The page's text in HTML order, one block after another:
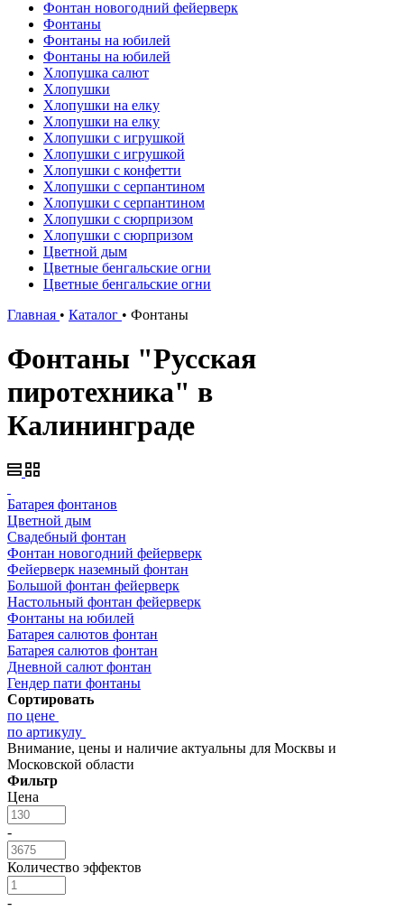
Фонтан новогодний фейерверк
Фонтаны
Фонтаны на юбилей
Фонтаны на юбилей
Хлопушка салют
Хлопушки
Хлопушки на елку
Хлопушки на елку
Хлопушки с игрушкой
Хлопушки с игрушкой
Хлопушки с конфетти
Хлопушки с серпантином
Хлопушки с серпантином
Хлопушки с сюрпризом
Хлопушки с сюрпризом
Цветной дым
Цветные бенгальские огни
Цветные бенгальские огни
Главная • Каталог • Фонтаны
Фонтаны "Русская
пиротехника" в
Калининграде
Батарея фонтанов
Цветной дым
Свадебный фонтан
Фонтан новогодний фейерверк
Фейерверк наземный фонтан
Большой фонтан фейерверк
Настольный фонтан фейерверк
Фонтаны на юбилей
Батарея салютов фонтан
Батарея салютов фонтан
Дневной салют фонтан
Гендер пати фонтаны
Сортировать
по цене
по артикулу
Внимание, цены и наличие актуальны для Москвы и
Московской области
Фильтр
Цена
-
Количество эффектов
-